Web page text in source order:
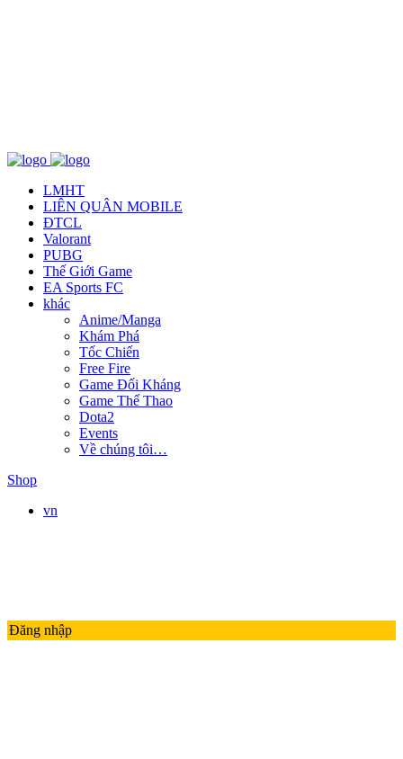
LMHT
LIÊN QUÂN MOBILE
ĐTCL
Valorant
PUBG
Thế Giới Game
EA Sports FC
khác
Anime/Manga
Khám Phá
Tốc Chiến
Free Fire
Game Đối Kháng
Game Thể Thao
Dota2
Events
Về chúng tôi…
Shop
vn
Đăng nhập